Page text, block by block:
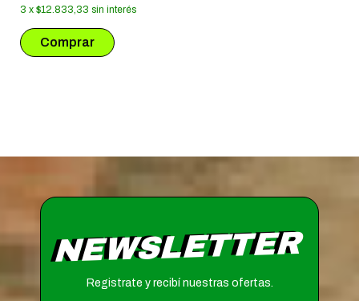
3 x $12.833,33 sin interés
NEWSLETTER
Registrate y recibí nuestras ofertas.